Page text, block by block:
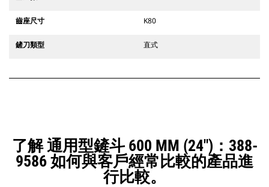
齒座尺寸 K80
鏟刀類型 直式
了解 通用型鏟斗 600 MM (24")：388-
9586 如何與客戶經常比較的產品進
行比較。